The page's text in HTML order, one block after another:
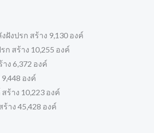
ฝังปรก สร้าง 9,130 องค์
ก สร้าง 10,255 องค์
ง 6,372 องค์
9,448 องค์
ร้าง 10,223 องค์
าง 45,428 องค์